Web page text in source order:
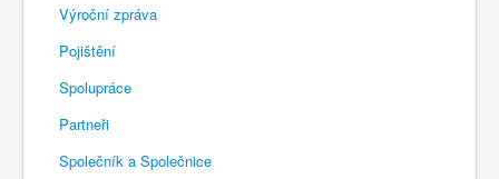
Výroční zpráva
Pojištění
Spolupráce
Partneři
Společník a Společnice